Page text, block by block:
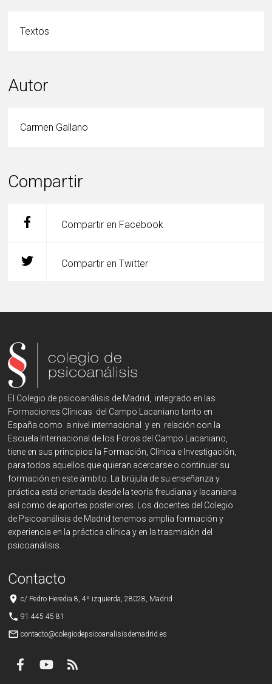
Textos
Autor
Carmen Gallano
Compartir
Compartir en Facebook
Compartir en Twitter
El Colegio de psicoanálisis de Madrid, integrado en las
Formaciones Clínicas del Campo Lacaniano tanto en
España como a nivel internacional y en relación con la
Escuela Internacional de los Foros del Campo Lacaniano,
tiene en sus principios la Formación, Clínica e Investigación,
para todos aquellos que quieran acercarse o continuar su
formación en este ámbito. La brújula de su enseñanza y
práctica está orientada desde la teoría freudiana y lacaniana
así como de aportes posteriores. Los docentes del Colegio
de Psicoanálisis de Madrid tenemos amplia formación y
experiencia en la práctica clínica y en la trasmisión del
psicoanálisis.
Contacto
place c/ Pedro Heredia 8, 4º izquierda, 28028, Madrid
phone 91 445 45 81
mail_outline contacto@colegiodepsicoanalisisdemadrid.es